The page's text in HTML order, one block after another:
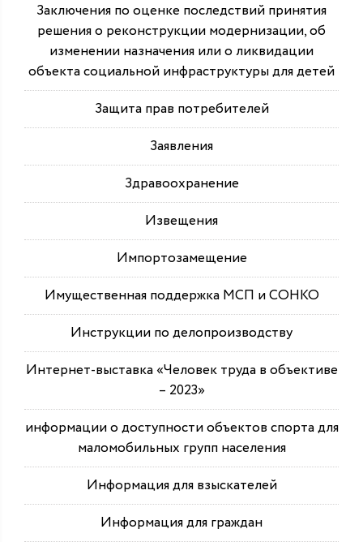
Заключения по оценке последствий принятия
решения о реконструкции модернизации, об
изменении назначения или о ликвидации
объекта социальной инфраструктуры для детей
Защита прав потребителей
Заявления
Здравоохранение
Извещения
Импортозамещение
Имущественная поддержка МСП и СОНКО
Инструкции по делопроизводству
Интернет-выставка «Человек труда в объективе
– 2023»
информации о доступности объектов спорта для
маломобильных групп населения
Информация для взыскателей
Информация для граждан